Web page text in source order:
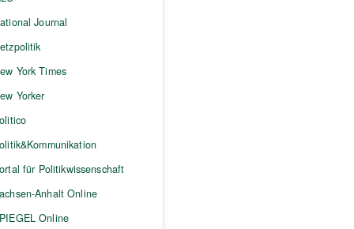
Journal
York Times
Yorker
für Politikwissenschaft
Anhalt Online
Online